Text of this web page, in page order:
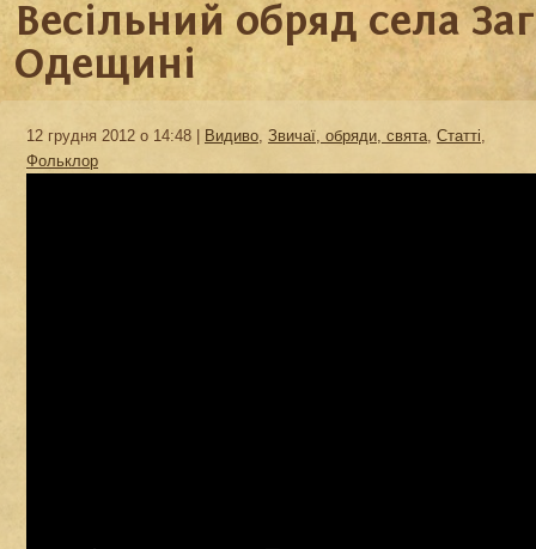
Весільний обряд села
Одещині
12 грудня 2012 о 14:48 | Видиво, Звичаї, обряди, свята, Статті,
Фольклор